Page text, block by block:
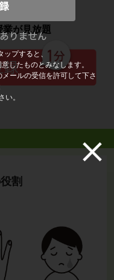
プすると、
意したものとみなします。
ールの受信を許可して下さ
い。
び直しまで
が見放題
割